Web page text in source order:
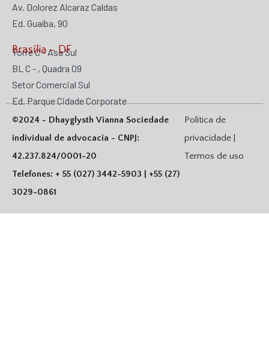
Av. Dolorez Alcaraz Caldas
Ed. Guaíba, 90
Torre C - Asa Sul
BL C - , Quadra 09
Setor Comercial Sul
Ed. Parque Cidade Corporate
Brasília - DF
©2024 - Dhayglysth Vianna Sociedade
individual de advocacia - CNPJ:
42.237.824/0001-20
Telefones: + 55 (027) 3442-5903 | +55 (27)
3029-0861
Política de
privacidade |
Termos de uso